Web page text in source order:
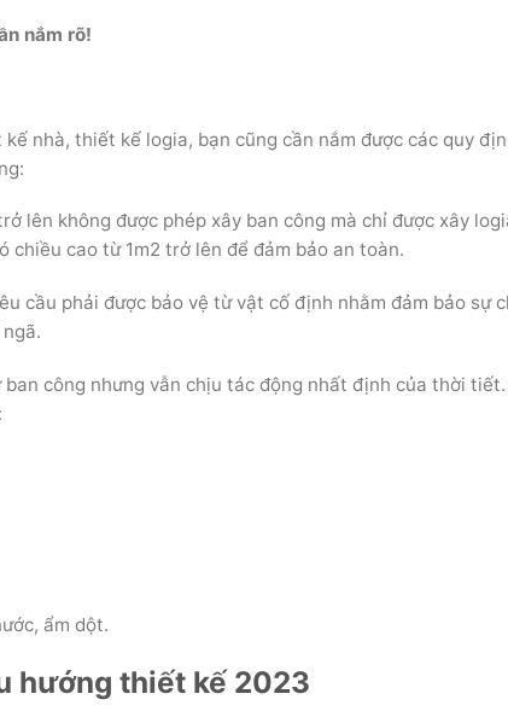
nắm rõ!
nhà, thiết kế logia, bạn cũng cần nắm được các quy
lên không được phép xây ban công mà chỉ được xây
chiều cao từ 1m2 trở lên để đảm bảo an toàn.
cầu phải được bảo vệ từ vật cố định nhằm đảm bảo sự
công nhưng vẫn chịu tác động nhất định của thời
ẩm dột.
hướng thiết kế 2023